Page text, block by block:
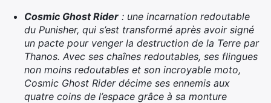
Cosmic Ghost Rider : une incarnation redoutable
du Punisher, qui s’est transformé après avoir signé
un pacte pour venger la destruction de la Terre par
Thanos. Avec ses chaînes redoutables, ses flingues
non moins redoutables et son incroyable moto,
Cosmic Ghost Rider décime ses ennemis aux
quatre coins de l’espace grâce à sa monture